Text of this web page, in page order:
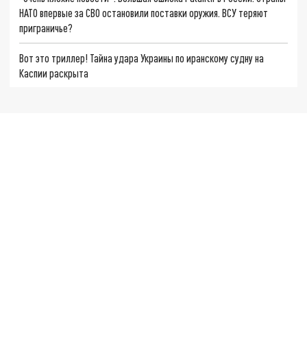
НАТО впервые за СВО остановили поставки оружия. ВСУ теряют
приграничье?
Вот это триллер! Тайна удара Украины по иранскому судну на
Каспии раскрыта